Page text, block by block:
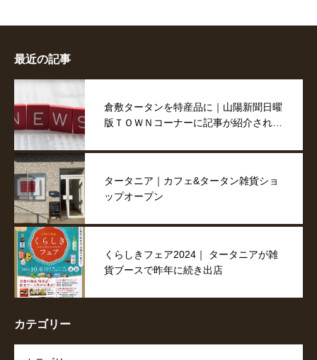
最近の記事
倉敷タータンを特産品に｜山陽新聞日曜
版ＴＯＷＮコーナーに記事が紹介されま
タータニア｜カフェ&タータン雑貨ショ
ップオープン
くらしきフェア2024｜ タータニアが雑
貨ブースで昨年に続き出店
カテゴリー